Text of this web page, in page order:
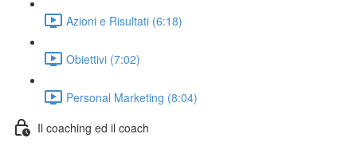
Azioni e Risultati (6:18)
Obiettivi (7:02)
Personal Marketing (8:04)
Il coaching ed il coach